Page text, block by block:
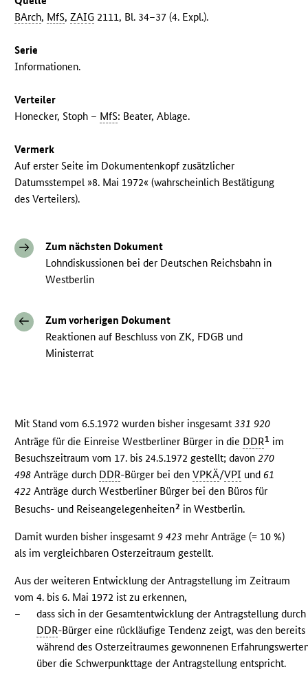
BArch, MfS,ZAIG 2111, Bl. 34–37 (4. Expl.).
Serie
Informationen.
Verteiler
Honecker, Stoph – MfS: Beater, Ablage.
Vermerk
Auf erster Seite im Dokumentenkopf zusätzlicher
Datumsstempel »8. Mai 1972« (wahrscheinlich Bestätigung
des Verteilers).
Zum nächsten Dokument
Lohndiskussionen bei der Deutschen Reichsbahn in
Westberlin
Zum vorherigen Dokument
Reaktionen auf Beschluss von ZK, FDGB und
Ministerrat
Mit Stand vom 6.5.1972 wurden bisher insgesamt331 920
Anträge für die Einreise Westberliner Bürger in die DDR1 im
Besuchszeitraum vom 17. bis 24.5.1972 gestellt; davon270
498 Anträge durch DDR-Bürger bei denVPKÄ/VPI und61
422 Anträge durch Westberliner Bürger bei den Büros für
Besuchs- und Reiseangelegenheiten2 in Westberlin.
Damit wurden bisher insgesamt9 423 mehr Anträge (= 10 %)
als im vergleichbaren Osterzeitraum gestellt.
Aus der weiteren Entwicklung der Antragstellung im Zeitraum
vom 4. bis 6. Mai 1972 ist zu erkennen,
–
dass sich in der Gesamtentwicklung der Antragstellung durch
DDR-Bürger eine rückläufige Tendenz zeigt, was den bereits
während des Osterzeitraumes gewonnenen
über die Schwerpunkttage der Antragstellung entspricht.